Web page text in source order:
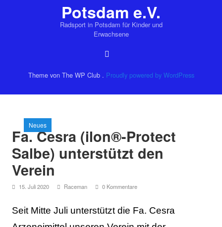
Neues
Fa. Cesra (ilon®-Protect
Salbe) unterstützt den
Verein
15. Juli 2020 Raceman 0 Kommentare
Seit Mitte Juli unterstützt die Fa. Cesra
SEITENLEISTE
2025
2025
2025
2025
Potsdam e.V.
Radsport in Potsdam für Kinder und
Erwachsene
Theme von The WP Club . Proudly powered by WordPress